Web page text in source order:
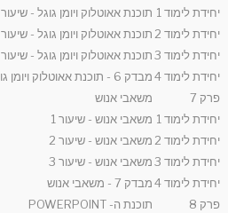
יחידת לימוד 1
תוכנת אאוטלוק ויומן גוגל - שיעור 1
יחידת לימוד 2
תוכנת אאוטלוק ויומן גוגל - שיעור 2
יחידת לימוד 3
תוכנת אאוטלוק ויומן גוגל - שיעור 3
יחידת לימוד 4
מבדק 6 - תוכנת אאוטלוק ויומן גוגל
פרק 7
משאבי אנוש
יחידת לימוד 1
משאבי אנוש - שיעור 1
יחידת לימוד 2
משאבי אנוש - שיעור 2
יחידת לימוד 3
משאבי אנוש - שיעור 3
יחידת לימוד 4
מבדק 7 - משאבי אנוש
פרק 8
תוכנת ה- POWERPOINT